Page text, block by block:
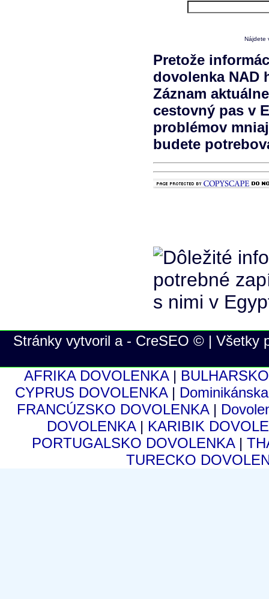
Nájdete
Pretože
dovolenka NAD
Záznam
cestovný pas v
problémov
budete
Stránky vytvoril a - CreSEO © |
AFRIKA DOVOLENKA |
CYPRUS DOVOLENKA |
FRANCÚZSKO DOVOLENKA |
DOVOLENKA | KARIBIK
PORTUGALSKO DOVOLENKA |
TURECKO